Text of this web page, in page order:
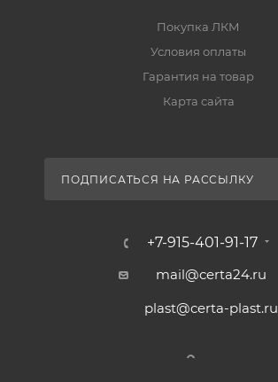
Покупка ЛКМ
Условия оплаты
Гарантия на товар
Карта сайта
ПОДПИСАТЬСЯ НА РАССЫЛКУ
+7-915-401-91-17
mail@certa24.ru
plast@certa-plast.ru